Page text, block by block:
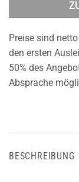
Preise sind
den ersten
50% des
Absprache
BESCHREIBUNG